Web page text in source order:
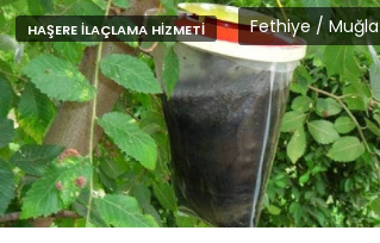
Fethiye / Muğla
HAŞERE İLAÇLAMA HIZMETI